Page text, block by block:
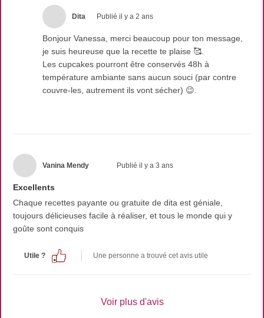
Dita Publié il y a 2 ans
Bonjour Vanessa, merci beaucoup pour ton message,
je suis heureuse que la recette te plaise 🥰.
Les cupcakes pourront être conservés 48h à
température ambiante sans aucun souci (par contre
couvre-les, autrement ils vont sécher) 😉.
Vanina Mendy Publié il y a 3 ans
Excellents
Chaque recettes payante ou gratuite de dita est géniale,
toujours délicieuses facile à réaliser, et tous le monde qui y
goûte sont conquis
Utile ? Une personne a trouvé cet avis utile
Voir plus d'avis